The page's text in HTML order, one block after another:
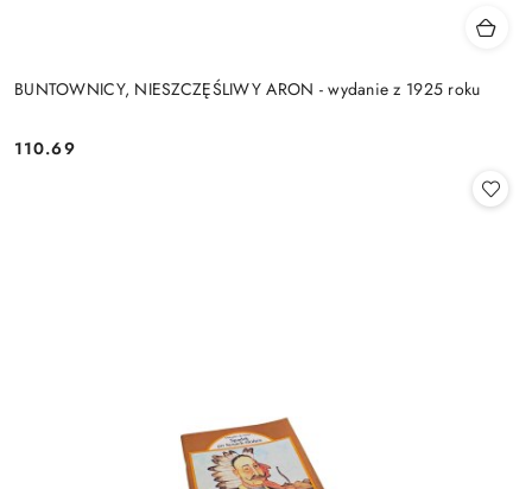
BUNTOWNICY, NIESZCZĘŚLIWY ARON - wydanie z 1925 roku
Cena:
110.69